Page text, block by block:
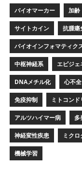
バイオマーカー 加齢
サイトカイン 抗腫瘍
バイオインフォマティク
中枢神経系 エピジェ
DNAメチル化 心不全
免疫抑制 ミトコンド
アルツハイマー病 多
神経変性疾患 ミク
機械学習